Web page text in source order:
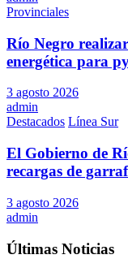
Provinciales
Río Negro
energética para
3 agosto 2026
admin
Destacados Línea Sur
El Gobierno de
recargas de
3 agosto 2026
admin
Últimas Noticias